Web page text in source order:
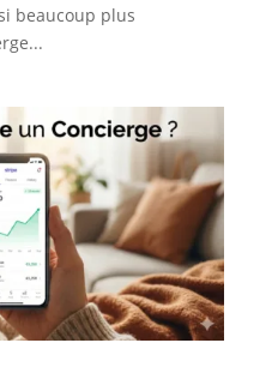
beaucoup plus